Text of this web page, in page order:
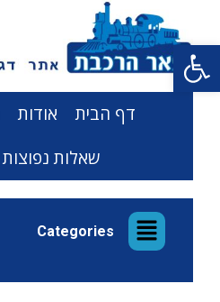
פתח סרגל נגישות
דף הבית אודות
שאלות נפוצות
Categories